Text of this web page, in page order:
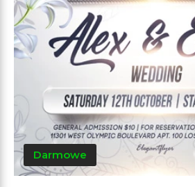
Darmowe